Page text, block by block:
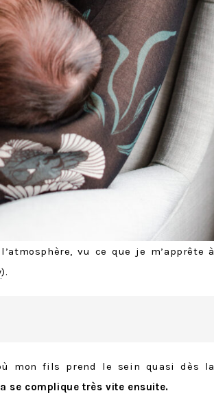
vu ce que je m’apprête à
).
mon fils prend le sein quasi dès la
se complique très vite ensuite.